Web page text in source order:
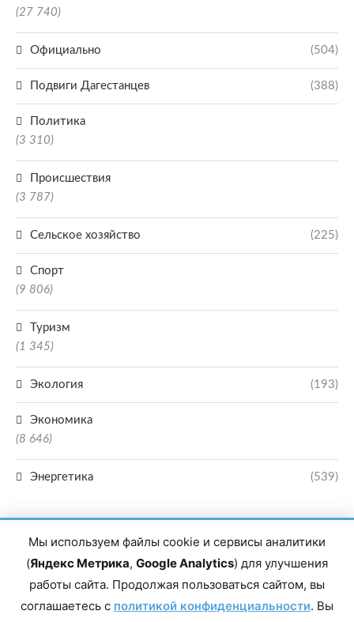
(27 740)
Официально (504)
Подвиги Дагестанцев (388)
Политика
(3 310)
Происшествия
(3 787)
Сельское хозяйство (225)
Спорт
(9 806)
Туризм
(1 345)
Экология (193)
Экономика
(8 646)
Энергетика (539)
Главный редактор сетевого издания Магомаев Тимур Нухович. Контакты
редакции: 8(988)-292-94-34 Почта: vestiskfo@gmail.com По вопросам
Мы используем файлы cookie и сервисы аналитики
(Яндекс Метрика, Google Analytics) для улучшения
работы сайта. Продолжая пользоваться сайтом, вы
соглашаетесь с политикой конфиденциальности. Вы